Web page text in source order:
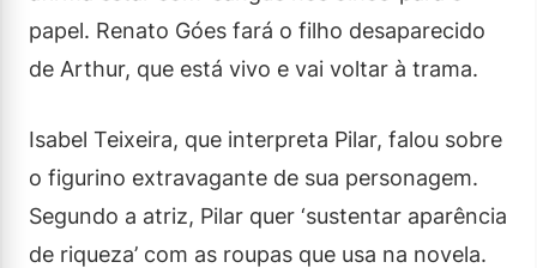
papel. Renato Góes fará o filho desaparecido
de Arthur, que está vivo e vai voltar à trama.
Isabel Teixeira, que interpreta Pilar, falou sobre
o figurino extravagante de sua personagem.
Segundo a atriz, Pilar quer ‘sustentar aparência
de riqueza’ com as roupas que usa na novela.